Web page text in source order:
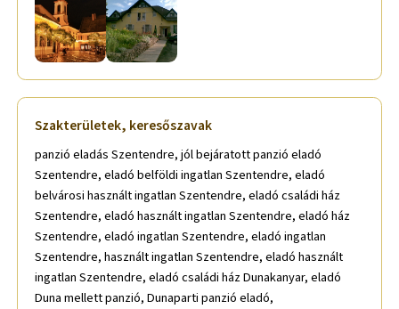
Szakterületek, keresőszavak
panzió eladás Szentendre, jól bejáratott panzió eladó
Szentendre, eladó belföldi ingatlan Szentendre, eladó
belvárosi használt ingatlan Szentendre, eladó családi ház
Szentendre, eladó használt ingatlan Szentendre, eladó ház
Szentendre, eladó ingatlan Szentendre, eladó ingatlan
Szentendre, használt ingatlan Szentendre, eladó használt
ingatlan Szentendre, eladó családi ház Dunakanyar, eladó
Duna mellett panzió, Dunaparti panzió eladó,